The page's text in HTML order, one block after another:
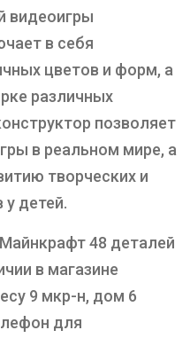
видеоигры
в себя
цветов и форм, а
различных
позволяет
в реальном мире, а
творческих и
детей.
48 деталей
в магазине
9 мкр-н, дом 6
для